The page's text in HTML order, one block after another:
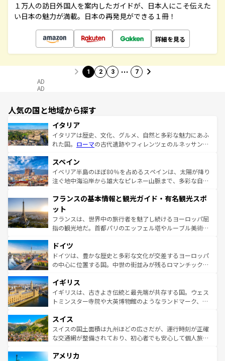
１万人の訪日外国人を案内したガイドが、日本人にこそ伝えた
い日本の魅力が満載。日本の再発見ができる１冊！
詳細を見る
1 2 3 … 7
AD
AD
人気の国と地域から探す
イタリア
イタリアは歴史、文化、グルメ、自然と多彩な魅力にあふ
れた国。 ローマの古代遺跡やフィレンツェのルネッサンス
ろん、トスカーナの美しい田園風景やアマルフィ海岸の絶
景など、自然景観も見逃せない。観光の合間には、本場の
ピザやパスタなど、絶品のイタリア料理を堪能することも
ませてくれるイタリアで、忘れられない旅をしてみよう！
なお、新着のイタリア情報は
しい。
スペイン
イベリア半島のほぼ80％を占めるスペインは、太陽が降り
注ぐ地中海沿岸から雄大なピレネー山脈まで、多彩な自然
文化が根付くこの国では、情熱的なフラメンコ、熱気あふ
れる闘牛、そして美味しいタパスが生活の一部となってい
る。首都マドリードの洗練された雰囲気や、バルセロナの
アートに溢れた街角から、地方では古代ローマ遺跡や中世
せる。地方によって風土や気候が異なるスペインはその個
性で訪れる人を魅了する。 なお、新着のスペイン情報は コ
ンテンツ一覧を参照してほしい。
フランスの基本情報と観光ガイド・有名観光スポ
ット
フランスは、世界中の旅行者を魅了し続けるヨーロッパ屈
指の観光地だ。首都パリのエッフェル塔やルーブル美術館
で、幅広い魅力が詰まっている。華麗な宮殿、歴史的な大
聖堂、美しいビーチ、そして豊かな自然が、訪れる者を心
から魅了する。また、フランスは美食の国としても知ら
いる。シャンパンの発祥地であるランス、プロヴァンスの
香り高いラベンダー畑など、多彩な楽しみ方が可能だ。さ
らに、パリ以外の地域にも魅力が溢れており、どの街角に
れる地方に足を運ぶとそれぞれで全く異なる文化を体験で
きるだろう。 なお、新着のフランス情報はコンテンツ一覧
を参照してほしい。
ドイツ
ドイツは、豊かな歴史と多彩な文化が交差するヨーロッパ
の中心に位置する国。中世の街並みが残るロマンチック街
顔を持つこの国は、どこを歩いても飽きることがない。ベ
ルリンの文化的活気、バイエルン州のアルプスの絶景、そ
してライン川沿いのワイン畑といった風景は必見。ビール
は、お酒好きな人にはぜひ体験してほしい。 なお、新着の
ドイツ情報はコンテンツ一覧を参照してほしい。
イギリス
イギリスは、古きよき伝統と最先端が共存する国。ウェス
トミンスター寺院や大英博物館のようなランドマーク、歴
リアごとに異なる魅力がある。また、優雅なアフタヌーン
ティー、ビール好きにはたまらない英国パブ、サッカー観
戦など、本場だからこそできる体験も豊富。イギリスを旅
ンツ一覧を参照してほしい。
スイス
スイスの国土面積は九州ほどの広さだが、運行時刻が正確
な交通網が整備されており、初心者でも安心して個人旅行
の建物がそのまま残る町や、スイスならではのユニークな
アメリカ